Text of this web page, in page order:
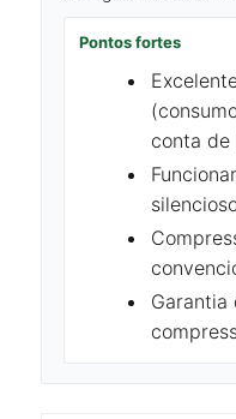
Pontos fortes
conta de
Garantia